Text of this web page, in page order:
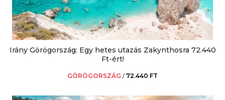
Irány Görögország: Egy hetes utazás Zakynthosra 72.440
Ft-ért!
GÖRÖGORSZÁG / 72.440 FT